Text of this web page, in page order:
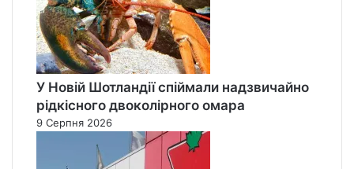
У Новій Шотландії спіймали надзвичайно
рідкісного двоколірного омара
9 Серпня 2026